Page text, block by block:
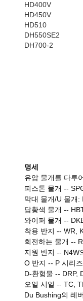
HD400V
HD450V
HD510
DH550SE2
DH700-2
명세
유압 물개를 다루
피스톤 물개 --
막대 물개/U 물개:
담황색 물개 --
와이퍼 물개 --
착용 반지 -- WR,
회전하는 물개 --
지원 반지 -- N4W
O 반지 -- P 시리
D-환형물 -- DRP,
오일 시일 -- TC,
Du Bushing의 레